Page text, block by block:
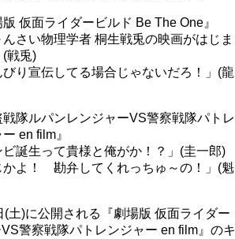
版 仮面ライダービルド Be The One』
んさい物理学者 桐生戦兎の映画がはじま
(戦兎)
びり宣伝してる場合じゃないだろ！」(龍
戦隊ルパンレンジャーVS警察戦隊パトレ
en film』
ビ誕生って貴様と俺がか！？」(圭一郎)
かよ！ 勘弁してくれっちゅ～の！」(魁
(土)に公開される『劇場版 仮面ライダー
警察戦隊パトレンジャー en film』のキ